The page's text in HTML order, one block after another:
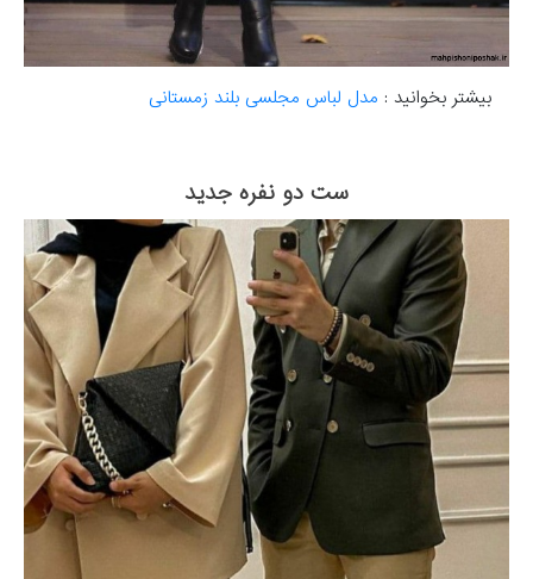
بیشتر بخوانید : مدل لباس مجلسی بلند زمستانی
ست دو نفره جدید